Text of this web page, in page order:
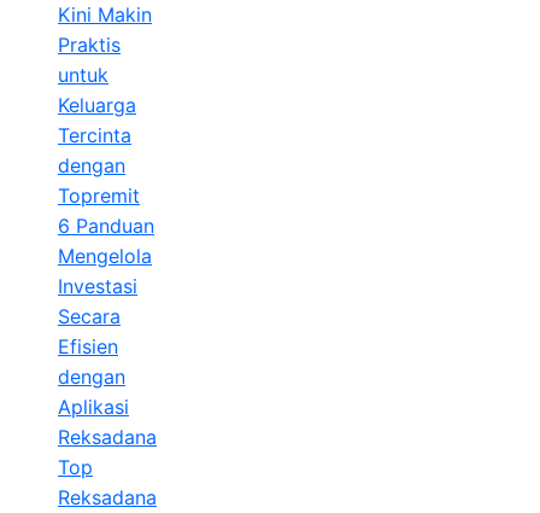
Kini Makin
Praktis
untuk
Keluarga
Tercinta
dengan
Topremit
6 Panduan
Mengelola
Investasi
Secara
Efisien
dengan
Aplikasi
Reksadana
Top
Reksadana